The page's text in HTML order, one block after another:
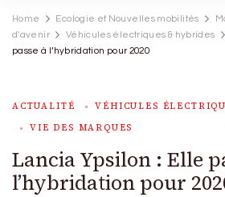
Home Ecologie et Nouvelles mobilités
d'avenir
Véhicules électriques & hybrides
passe à l’hybridation pour 2020
ACTUALITÉ
VÉHICULES
VIE DES MARQUES
Lancia Ypsilon : Elle
l’hybridation pour